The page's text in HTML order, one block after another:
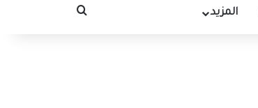
المزيد بحث عن